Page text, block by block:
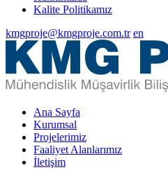
Kalite Politikamız
kmgproje@kmgproje.com.tr en
Ana Sayfa
Kurumsal
Projelerimiz
Faaliyet Alanlarımız
İletişim